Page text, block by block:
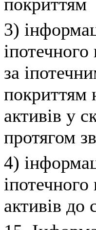
3)
за
покриттям
активів у
протягом
4)
активів до